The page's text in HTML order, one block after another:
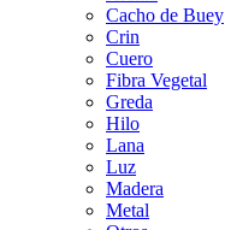
Cacho de Buey
Crin
Cuero
Fibra Vegetal
Greda
Hilo
Lana
Luz
Madera
Metal